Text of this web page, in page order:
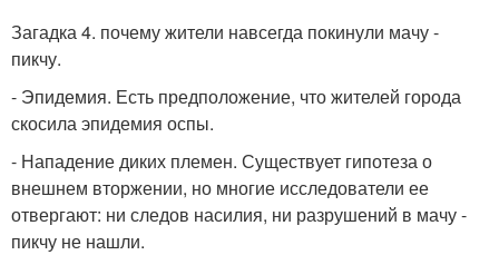
Загадка 4. почему жители навсегда покинули мачу -
пикчу.
- Эпидемия. Есть предположение, что жителей города
скосила эпидемия оспы.
- Нападение диких племен. Существует гипотеза о
внешнем вторжении, но многие исследователи ее
отвергают: ни следов насилия, ни разрушений в мачу -
пикчу не нашли.